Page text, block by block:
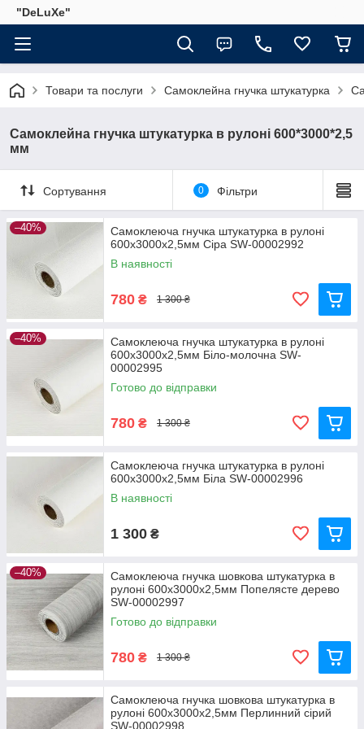
"DeLuХe"
Товари та послуги Самоклейна гнучка штукатурка
Самоклейна гнучка штукатурка в рулоні 600*3000*2,5
мм
Сортування 0 Фільтри
–40%
Самоклеюча гнучка штукатурка в рулоні
600х3000х2,5мм Сіра SW-00002992
В наявності
780 ₴ 1 300 ₴
–40%
Самоклеюча гнучка штукатурка в рулоні
600х3000х2,5мм Біло-молочна SW-
00002995
Готово до відправки
780 ₴ 1 300 ₴
Самоклеюча гнучка штукатурка в рулоні
600х3000х2,5мм Біла SW-00002996
В наявності
1 300 ₴
–40%
Самоклеюча гнучка шовкова штукатурка в
рулоні 600х3000х2,5мм Попелясте дерево
SW-00002997
Готово до відправки
780 ₴ 1 300 ₴
Самоклеюча гнучка шовкова штукатурка в
рулоні 600х3000х2,5мм Перлинний сірий
SW-00002998